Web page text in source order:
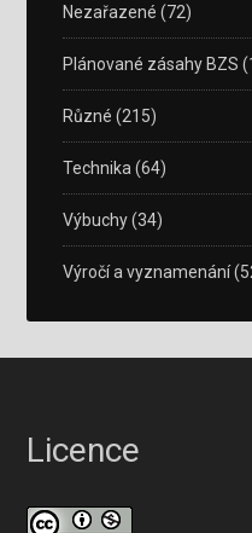
Nezařazené (72)
Plánované zásahy BZS
Různé (215)
Technika (64)
Výbuchy(34)
Výročí a vyznamenání
Licence